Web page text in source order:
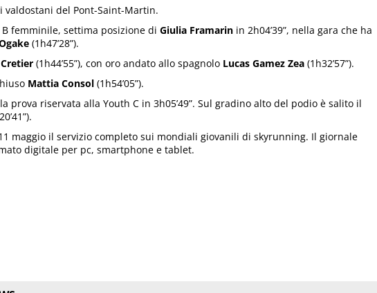
del Pont-Saint-Martin.
femminile, settima posizione di Giulia Framarin in 2h04’39”, nella gara che ha
(1h47’28”).
(1h44’55”), con oro andato allo spagnolo Lucas Gamez Zea (1h32’57”).
Mattia Consol (1h54’05”).
prova riservata alla Youth C in 3h05’49”. Sul gradino alto del podio è salito il
maggio il servizio completo sui mondiali giovanili di skyrunning. Il giornale
digitale per pc, smartphone e tablet.